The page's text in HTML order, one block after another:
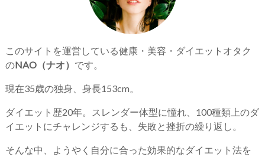
このサイトを運営している健康・美容・ダイエットオタク
のNAO（ナオ） です。
現在35歳の独身、身長153cm。
ダイエット歴20年。スレンダー体型に憧れ、100種類上のダ
イエットにチャレンジするも、失敗と挫折の繰り返し。
そんな中、ようやく自分に合った効果的なダイエット法を